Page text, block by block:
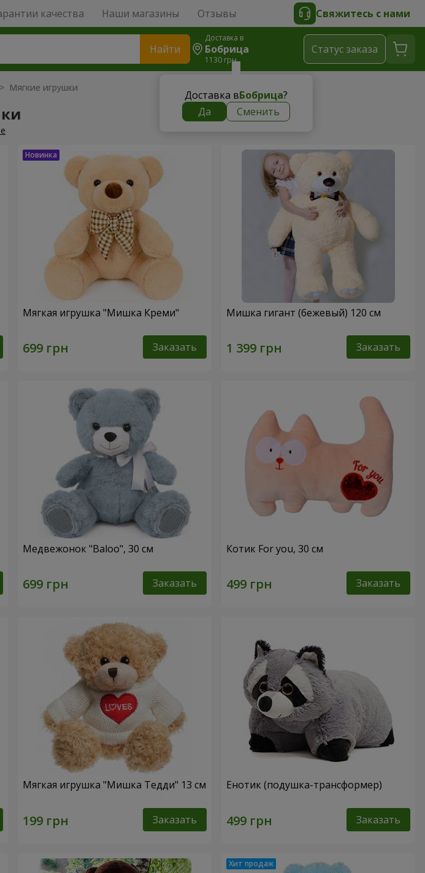
качества Наши магазины Отзывы Свяжитесь с нами
Найти
Доставка в
Бобрица
1130 грн
Доставка вБобрица?
Да
Сменить
Cтатус заказа
Мягкие игрушки
Мягкая игрушка "Мишка Креми"
Заказать
Мишка гигант (бежевый) 120 см
Заказать
Медвежонок "Baloo", 30 см
Заказать
Котик For you, 30 см
Заказать
Мягкая игрушка "Мишка Тедди" 13 см
Заказать
Енотик (подушка-трансформер)
Заказать